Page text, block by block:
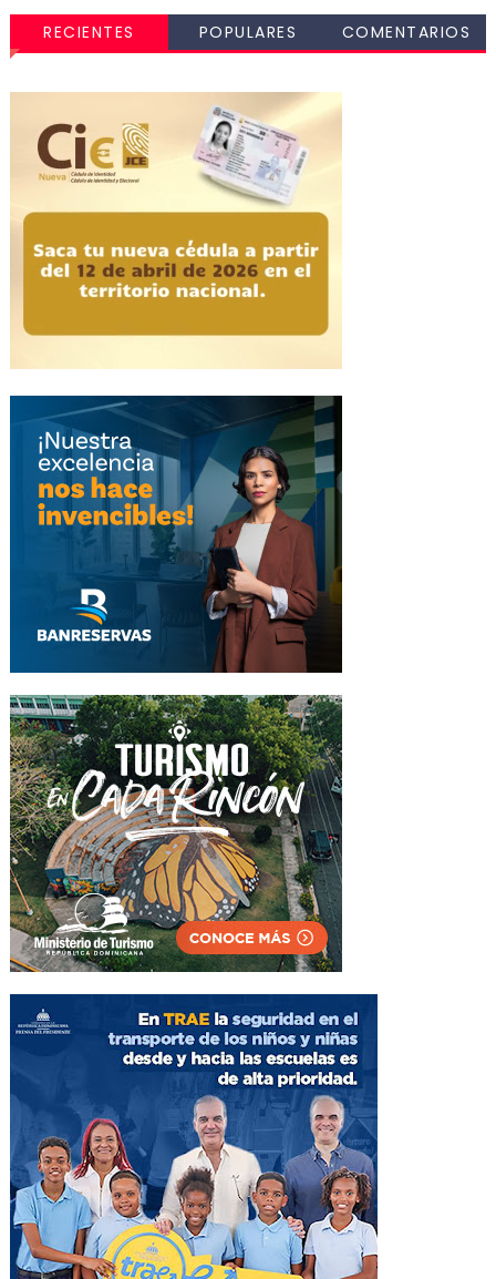
RECIENTES POPULARES COMENTARIOS